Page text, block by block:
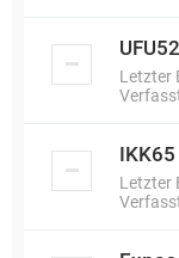
Letzter
IKK65
Letzter